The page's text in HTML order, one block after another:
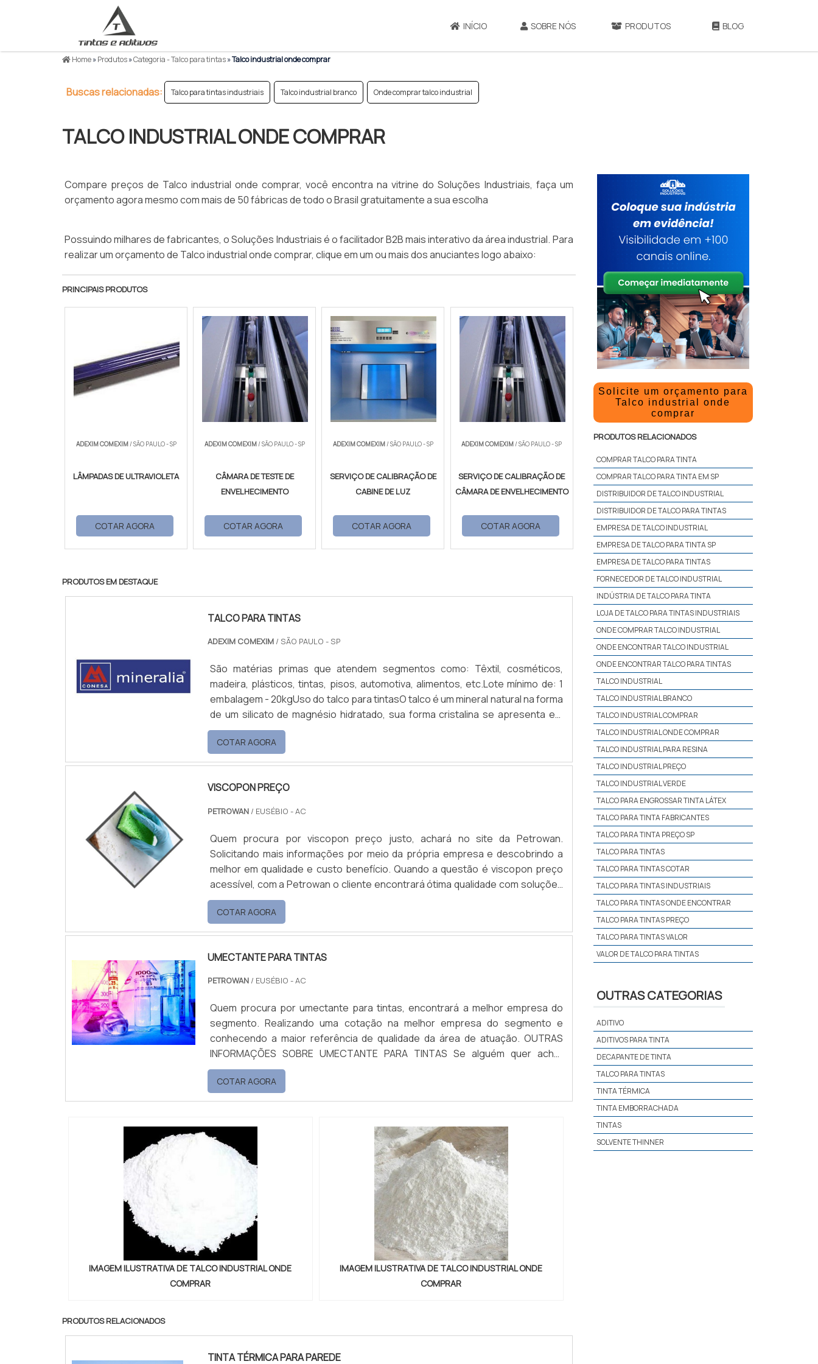
INÍCIO SOBRE NÓS PRODUTOS BLOG
Home»Produtos»Categoria - Talco para tintas»Talco industrial onde comprar
Buscas relacionadas: Talco para tintas industriais Talco industrial branco Onde comprar talco industrial
TALCO INDUSTRIAL ONDE COMPRAR
Compare preços de Talco industrial onde comprar, você encontra na vitrine do Soluções Industriais, faça um
orçamento agora mesmo com mais de 50 fábricas de todo o Brasil gratuitamente a sua escolha
Possuindo milhares de fabricantes, o Soluções Industriais é o facilitador B2B mais interativo da área industrial. Para
realizar um orçamento de Talco industrial onde comprar, clique em um ou mais dos anuciantes logo abaixo:
PRINCIPAIS PRODUTOS
ADEXIM COMEXIM/ SÃO PAULO - SP
LÂMPADAS DE ULTRAVIOLETA
COTAR AGORA
ADEXIM COMEXIM/ SÃO PAULO - SP
CÂMARA DE TESTE DE
ENVELHECIMENTO
COTAR AGORA
ADEXIM COMEXIM/ SÃO PAULO - SP
SERVIÇO DE CALIBRAÇÃO DE
CABINE DE LUZ
COTAR AGORA
ADEXIM COMEXIM/ SÃO PAULO - SP
SERVIÇO DE CALIBRAÇÃO DE
CÂMARA DE ENVELHECIMENTO
COTAR AGORA
PRODUTOS EM DESTAQUE
TALCO PARA TINTAS
ADEXIM COMEXIM / SÃO PAULO - SP
São matérias primas que atendem segmentos como: Têxtil, cosméticos,
madeira, plásticos, tintas, pisos, automotiva, alimentos, etc.Lote mínimo de: 1
embalagem - 20kgUso do talco para tintasO talco é um mineral natural na forma
de um silicato de magnésio hidratado, sua forma cristalina se apresenta em
lâminas muito finas e contém internamente o magnésio hidratado. Sua
construção lamelar faz com que seja um produto hidrofóbico, ou seja, um...
COTAR AGORA
VISCOPON PREÇO
PETROWAN / EUSÉBIO - AC
Quem procura por viscopon preço justo, achará no site da Petrowan.
Solicitando mais informações por meio da própria empresa e descobrindo a
melhor em qualidade e custo benefício. Quando a questão é viscopon preço
acessível, com a Petrowan o cliente encontrará ótima qualidade com soluções
de distribuição de produtos químicos. MAIS DETALHES SOBRE VISCOPON
PREÇO A Petrowan objetiva sua energia em proporcionar uma estrutura com
escritório d...
COTAR AGORA
UMECTANTE PARA TINTAS
PETROWAN / EUSÉBIO - AC
Quem procura por umectante para tintas, encontrará a melhor empresa do
segmento. Realizando uma cotação na melhor empresa do segmento e
conhecendo a maior referência de qualidade da área de atuação. OUTRAS
INFORMAÇÕES SOBRE UMECTANTE PARA TINTAS Se alguém quer achar
umectante para tintas em uma empresa altamente qualificada, encontra na
Petrowan. Atuando com base multiuso e limpa piso e fosqueante, oferecendo
o que há de melhor no merca...
COTAR AGORA
IMAGEM ILUSTRATIVA DE TALCO INDUSTRIAL ONDE
COMPRAR
IMAGEM ILUSTRATIVA DE TALCO INDUSTRIAL ONDE
COMPRAR
PRODUTOS RELACIONADOS
TINTA TÉRMICA PARA PAREDE
Solicite um orçamento para
Talco industrial onde
comprar
PRODUTOS RELACIONADOS
COMPRAR TALCO PARA TINTA
COMPRAR TALCO PARA TINTA EM SP
DISTRIBUIDOR DE TALCO INDUSTRIAL
DISTRIBUIDOR DE TALCO PARA TINTAS
EMPRESA DE TALCO INDUSTRIAL
EMPRESA DE TALCO PARA TINTA SP
EMPRESA DE TALCO PARA TINTAS
FORNECEDOR DE TALCO INDUSTRIAL
INDÚSTRIA DE TALCO PARA TINTA
LOJA DE TALCO PARA TINTAS INDUSTRIAIS
ONDE COMPRAR TALCO INDUSTRIAL
ONDE ENCONTRAR TALCO INDUSTRIAL
ONDE ENCONTRAR TALCO PARA TINTAS
TALCO INDUSTRIAL
TALCO INDUSTRIAL BRANCO
TALCO INDUSTRIAL COMPRAR
TALCO INDUSTRIAL ONDE COMPRAR
TALCO INDUSTRIAL PARA RESINA
TALCO INDUSTRIAL PREÇO
TALCO INDUSTRIAL VERDE
TALCO PARA ENGROSSAR TINTA LÁTEX
TALCO PARA TINTA FABRICANTES
TALCO PARA TINTA PREÇO SP
TALCO PARA TINTAS
TALCO PARA TINTAS COTAR
TALCO PARA TINTAS INDUSTRIAIS
TALCO PARA TINTAS ONDE ENCONTRAR
TALCO PARA TINTAS PREÇO
TALCO PARA TINTAS VALOR
VALOR DE TALCO PARA TINTAS
OUTRAS CATEGORIAS
ADITIVO
ADITIVOS PARA TINTA
DECAPANTE DE TINTA
TALCO PARA TINTAS
TINTA TÉRMICA
TINTA EMBORRACHADA
TINTAS
SOLVENTE THINNER